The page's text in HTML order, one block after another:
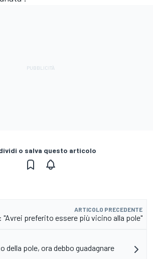
o salva questo articolo
ARTICOLO PRECEDENTE
"Avrei preferito essere più vicino alla pole"
della pole, ora debbo guadagnare